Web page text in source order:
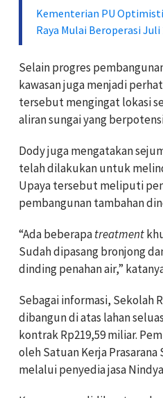
Kementerian PU
Raya Mulai Beroperasi Juli
Selain progres
kawasan juga menjadi
tersebut mengingat lokasi
aliran sungai yang
Dody juga mengatakan
telah dilakukan untuk
Upaya tersebut meliputi
pembangunan tambahan
“Ada beberapatreatment
Sudah dipasang bronjong
dinding penahan air,”
Sebagai informasi, Sekolah
dibangun di atas lahan
kontrak Rp219,59 miliar.
oleh Satuan Kerja
melalui penyedia jasa